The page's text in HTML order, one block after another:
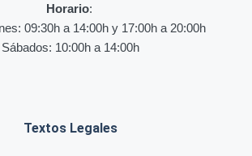
Horario:
09:30h a 14:00h y 17:00h a 20:00h
Sábados: 10:00h a 14:00h
Textos Legales